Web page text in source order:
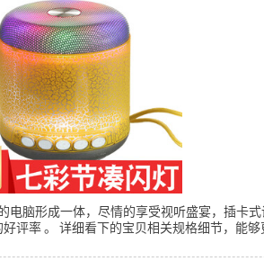
脑形成一体，尽情的享受视听盛宴，插卡
好评率。 详细看下的宝贝相关规格细节，能